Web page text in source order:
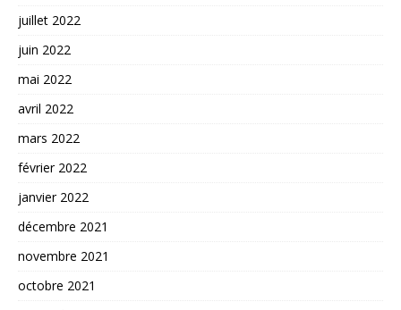
juillet 2022
juin 2022
mai 2022
avril 2022
mars 2022
février 2022
janvier 2022
décembre 2021
novembre 2021
octobre 2021